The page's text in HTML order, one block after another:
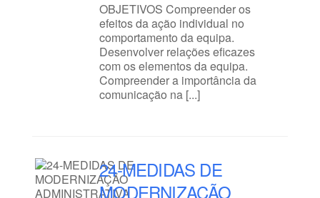
OBJETIVOS Compreender os
efeitos da ação individual no
comportamento da equipa.
Desenvolver relações eficazes
com os elementos da equipa.
Compreender a importância da
comunicação na [...]
24-MEDIDAS DE
MODERNIZAÇÃO